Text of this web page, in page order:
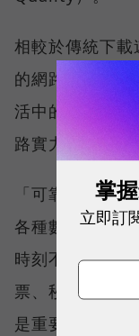
相較於傳統下
的網路表現，
活中的整體體
路實力、最難取
「可靠性體驗
各種數位應用
時刻不中斷的能
票、秒殺限量
是重要的線上
掌
立即訂